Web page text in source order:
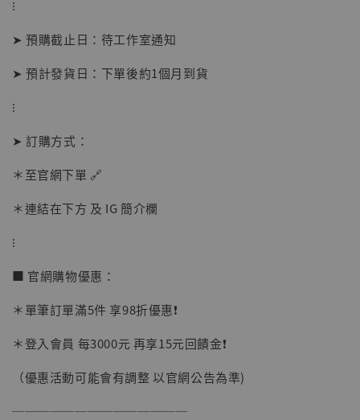
【店內現貨】海賊王 系列蒐藏雕像 布魯克達
NT$ 1,870
加購優惠【讓子彈飛 鵝城縣長 張麻子 [BK01]】
⁝
➤ 預購截止日：待工作室通知
➤ 預計發貨日：下單後約1個月到貨
⁝
➤ 訂購方式：
＊至官網下單 🔗
＊連結在下方 及 IG 簡介欄
⁝
■ 官網購物優惠：
＊單筆訂單滿5件 享98折優惠❗️
＊登入會員 每3000元 再享15元回饋金❗️
（優惠活動可能會有調整 以官網公告為準)
──────────────